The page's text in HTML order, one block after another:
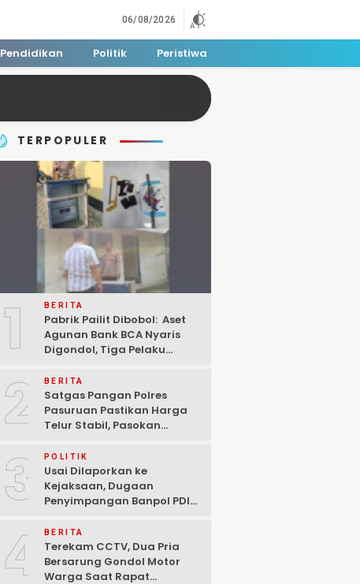
06/08/2026
Pendidikan Politik Peristiwa
TERPOPULER
1 BERITA
Pabrik Pailit Dibobol: Aset
Agunan Bank BCA Nyaris
Digondol, Tiga Pelaku
Pasuruan
2 BERITA
Satgas Pangan Polres
Pasuruan Pastikan Harga
Telur Stabil, Pasokan
Kekhawatiran Fluktuasi
3 POLITIK
Usai Dilaporkan ke
Kejaksaan, Dugaan
Penyimpangan Banpol PDIP
Tuntas “6 Eks Ketua PAC
Cabut Laporan”
4 BERITA
Terekam CCTV, Dua Pria
Bersarung Gondol Motor
Warga Saat Rapat